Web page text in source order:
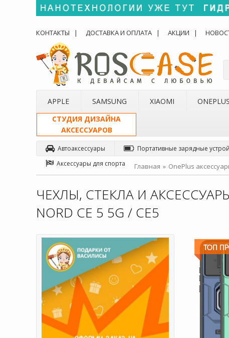
КОНТАКТЫ ДОСТАВКА И ОПЛАТА АКЦИИ
APPLE SAMSUNG XIAOMI ONEPLUS
СТУДИЯ ДИЗАЙНА
АКСЕССУАРОВ
Автоаксессуары Портативные зарядные
Аксессуары для спорта
Главная OnePlus
ЧЕХЛЫ, СТЕКЛА И
NORD CE 5 5G / CE5